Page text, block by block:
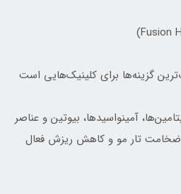
گزینه‌ها برای کلینیک‌هایی است
آمینواسیدها، بیوتین و عناصر
تار مو و کاهش ریزش فعال